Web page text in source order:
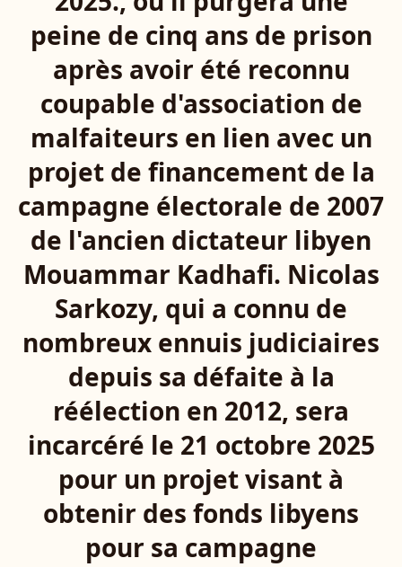
peine de cinq ans de prison
après avoir été reconnu
coupable d'association de
malfaiteurs en lien avec un
projet de financement de la
campagne électorale de 2007
de l'ancien dictateur libyen
Mouammar Kadhafi. Nicolas
Sarkozy, qui a connu de
nombreux ennuis judiciaires
depuis sa défaite à la
réélection en 2012, sera
incarcéré le 21 octobre 2025
pour un projet visant à
obtenir des fonds libyens
pour sa campagne